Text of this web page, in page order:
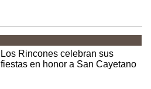
Los Rincones celebran sus
fiestas en honor a San Cayetano